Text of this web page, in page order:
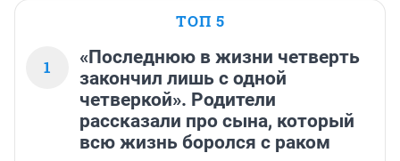
ТОП 5
1
«Последнюю в жизни четверть
закончил лишь с одной
четверкой». Родители
рассказали про сына, который
всю жизнь боролся с раком